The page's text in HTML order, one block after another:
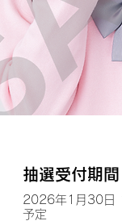
抽選受付期間
2026年1月30
予定